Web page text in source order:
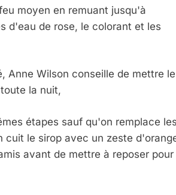
moyen en remuant jusqu'à
d'eau de rose, le colorant et les
Anne Wilson conseille de mettre le
la nuit,
étapes sauf qu'on remplace les
cuit le sirop avec un zeste
avant de mettre à reposer pour